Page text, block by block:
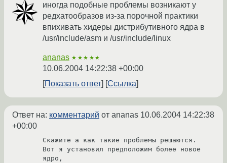
иногда подобные проблемы возникают у
редхатообразов из-за порочной практики
впихивать хидеры дистрибутивного ядра в
/usr/include/asm и /usr/include/linux
ananas ★★★★★
10.06.2004 14:22:38 +00:00
Показать ответ
Ссылка
Ответ на: комментарий от ananas 10.06.2004 14:22:38
+00:00
Скажите а как такие проблемы решаются.
Вот я установил предположим более новое
ядро,